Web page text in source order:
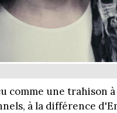
comme une trahison
à la différence